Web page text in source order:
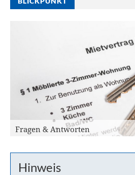
Fragen & Antworten
Hinweis